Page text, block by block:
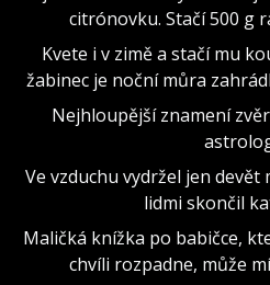
citrónovku. Stačí 500 g
Kvete i v zimě a stačí mu
žabinec je noční můra
Nejhloupější znamení
Ve vzduchu vydržel jen devět
lidmi skončil
Maličká knížka po babičce,
chvíli rozpadne, může